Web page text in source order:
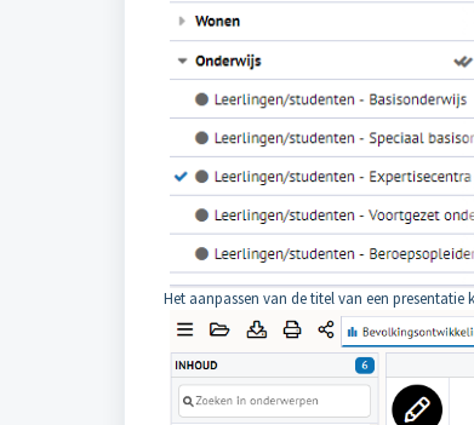
Het aanpassen van de titel van een